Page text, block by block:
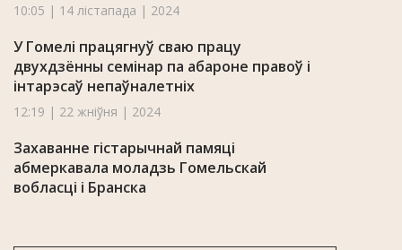
10:05 | 14 лістапада | 2024
У Гомелі працягнуў сваю працу
двухдзённы семінар па абароне правоў і
інтарэсаў непаўналетніх
12:19 | 22 жніўня | 2024
Захаванне гістарычнай памяці
абмеркавала моладзь Гомельскай
вобласці і Бранска